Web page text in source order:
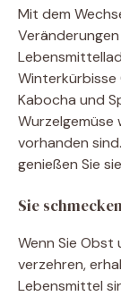
Mit dem
Winterkürbisse
Kabocha und
Wurzelgemüse
vorhanden
genießen Sie
Sie
Wenn Sie Obst
verzehren,
Lebensmittel